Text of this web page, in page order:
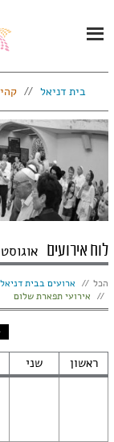
Primary
Menu
בית דניאל
לוח אירועים אוגוסט 2026
הצג:
הכל ארועים בבית דניאל
אירועי תפארת שלום
ראשון שני